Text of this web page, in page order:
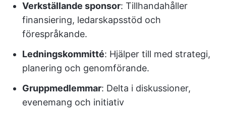
Verkställande sponsor: Tillhandahåller
finansiering, ledarskapsstöd och
förespråkande.
Ledningskommitté: Hjälper till med strategi,
planering och genomförande.
Gruppmedlemmar: Delta i diskussioner,
evenemang och initiativ